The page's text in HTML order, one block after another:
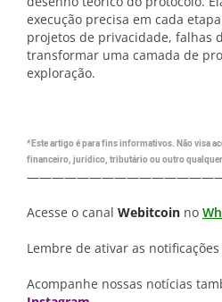
execução precisa em cada
projetos de privacidade, falhas
transformar uma camada de
exploração.
*Este artigo é para fins informativos. Não visa
financeiro, jurídico, tributário ou outro
Acesse o canal Webitcoin no
Lembre de ativar as
Acompanhe nossas notícias